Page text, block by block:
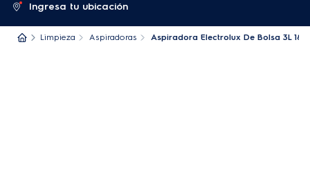
Ingresa tu ubicación
Limpieza Aspiradoras Aspiradora Electrolux De Bolsa 3L